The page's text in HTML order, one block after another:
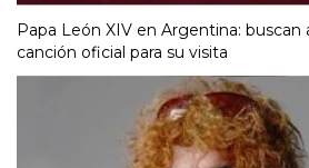
Papa León XIV en Argentina: buscan
canción oficial para su visita